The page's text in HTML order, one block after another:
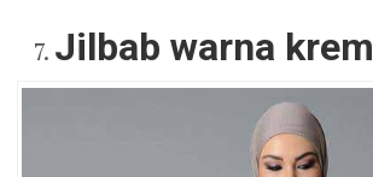
Jilbab warna krem